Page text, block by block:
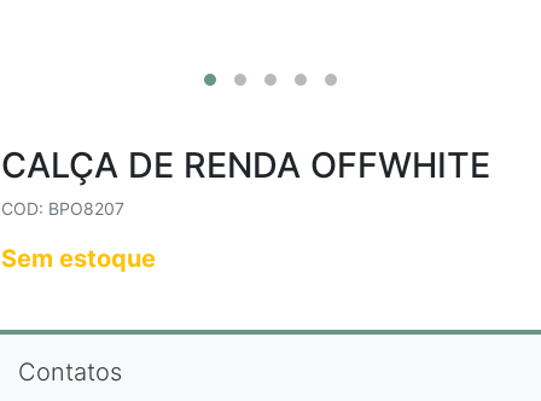
CALÇA DE RENDA OFFWHITE
COD: BPO8207
Sem estoque
Contatos